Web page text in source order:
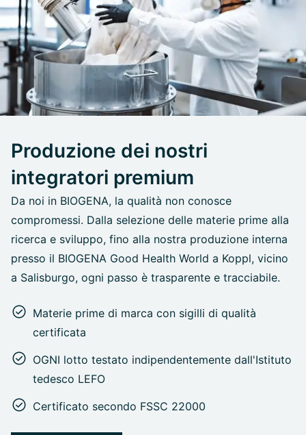
Produzione dei nostri
integratori premium
Da noi in BIOGENA, la qualità non conosce
compromessi. Dalla selezione delle materie prime alla
ricerca e sviluppo, fino alla nostra produzione interna
presso il BIOGENA Good Health World a Koppl, vicino
a Salisburgo, ogni passo è trasparente e tracciabile.
Materie prime di marca con sigilli di qualità
certificata
OGNI lotto testato indipendentemente dall'Istituto
tedesco LEFO
Certificato secondo FSSC 22000